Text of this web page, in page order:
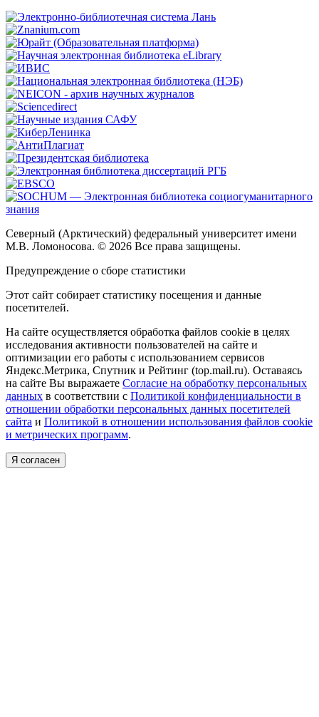
Северный (Арктический) федеральный университет имени
М.В. Ломоносова. © 2026 Все права защищены.
Предупреждение о сборе статистики
Этот сайт собирает статистику посещения и данные
посетителей.
На сайте осуществляется обработка файлов cookie в целях
исследования активности пользователей на сайте и
оптимизации его работы с использованием сервисов
Яндекс.Метрика, Спутник и Рейтинг (top.mail.ru). Оставаясь
на сайте Вы выражаете Согласие на обработку персональных
данных в соответствии с Политикой конфиденциальности в
отношении обработки персональных данных посетителей
сайта и Политикой в отношении использования файлов cookie
и метрических программ.
Я согласен